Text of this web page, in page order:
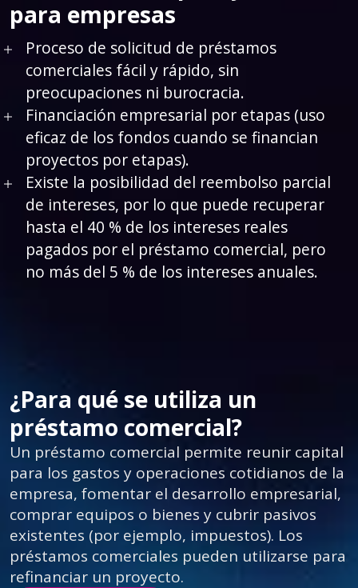
para empresas
Proceso de solicitud de préstamos
comerciales fácil y rápido, sin
preocupaciones ni burocracia.
Financiación empresarial por etapas (uso
eficaz de los fondos cuando se financian
proyectos por etapas).
Existe la posibilidad del reembolso parcial
de intereses, por lo que puede recuperar
hasta el 40 % de los intereses reales
pagados por el préstamo comercial, pero
no más del 5 % de los intereses anuales.
¿Para qué se utiliza un
préstamo comercial?
Un préstamo comercial permite reunir capital
para los gastos y operaciones cotidianos de la
empresa, fomentar el desarrollo empresarial,
comprar equipos o bienes y cubrir pasivos
existentes (por ejemplo, impuestos). Los
préstamos comerciales pueden utilizarse para
refinanciar un proyecto.